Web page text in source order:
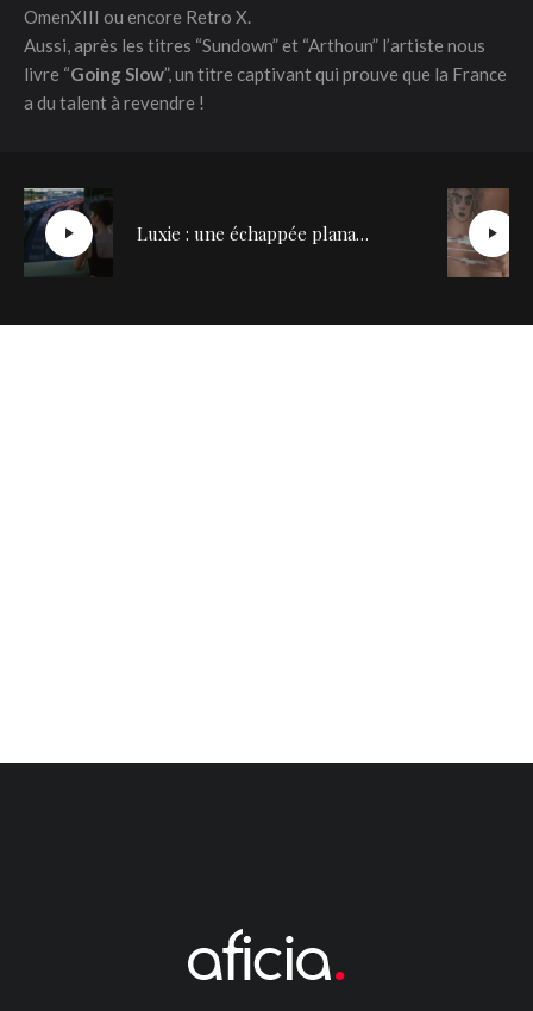
OmenXIII ou encore Retro X.
Aussi, après les titres “Sundown” et “Arthoun” l’artiste nous
livre “Going Slow”, un titre captivant qui prouve que la France
a du talent à revendre !
Luxie : une échappée planante avec son titre “Friends Forever”